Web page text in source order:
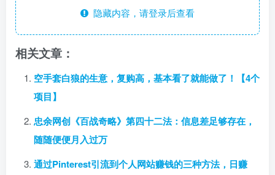
隐藏内容，请登录后查看
相关文章：
空手套白狼的生意，复购高，基本看了就能做了！【4个
项目】
忠余网创《百战奇略》第四十二法：信息差足够存在，
随随便便月入过万
通过Pinterest引流到个人网站赚钱的三种方法，日赚